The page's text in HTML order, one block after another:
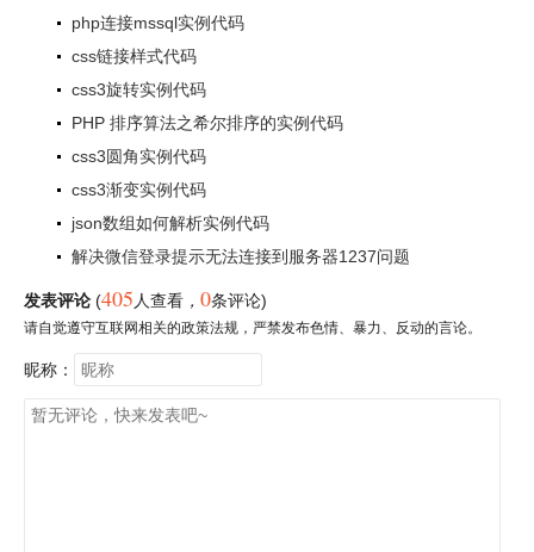
php连接mssql实例代码
css链接样式代码
css3旋转实例代码
PHP 排序算法之希尔排序的实例代码
css3圆角实例代码
css3渐变实例代码
json数组如何解析实例代码
解决微信登录提示无法连接到服务器1237问题
发表评论 (405 人查看 ， 0条评论)
请自觉遵守互联网相关的政策法规，严禁发布色情、暴力、反动的言论。
昵称：